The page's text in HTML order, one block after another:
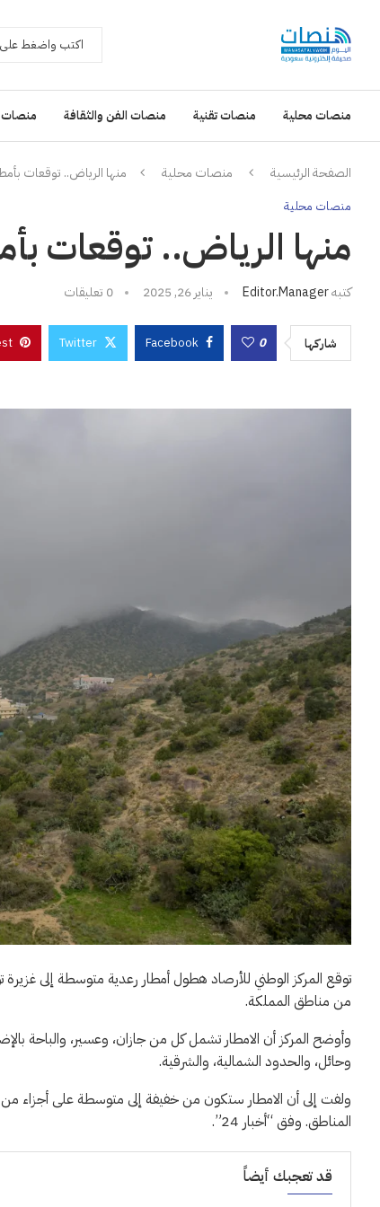
منصات محلية منصات تقنية منصات الفن والثقافة منصات
الصفحة الرئيسية منصات محلية منها الرياض.. توقعات بأمطار
منصات محلية
منها الرياض.. توقعات بأمطار
كتبهEditor.manager يناير 26, 2025 0 تعليقات
شاركها 0
Facebook
Twitter
توقع المركز الوطني للأرصاد هطول أمطار رعدية متوسطة إلى
من مناطق المملكة.
وأوضح المركز أن الامطار تشمل كل من جازان، وعسير، والباحة
وحائل، والحدود الشمالية، والشرقية.
ولفت إلى أن الامطار ستكون من خفيفة إلى متوسطة على أجزاء
المناطق. وفق “أخبار 24”.
قد تعجبك أيضاً